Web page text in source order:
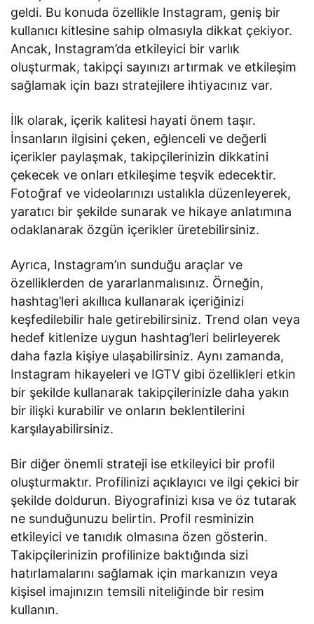
geldi. Bu konuda özellikle Instagram, geniş bir
kullanıcı kitlesine sahip olmasıyla dikkat çekiyor.
Ancak, Instagram’da etkileyici bir varlık
oluşturmak, takipçi sayınızı artırmak ve etkileşim
sağlamak için bazı stratejilere ihtiyacınız var.
İlk olarak, içerik kalitesi hayati önem taşır.
İnsanların ilgisini çeken, eğlenceli ve değerli
içerikler paylaşmak, takipçilerinizin dikkatini
çekecek ve onları etkileşime teşvik edecektir.
Fotoğraf ve videolarınızı ustalıkla düzenleyerek,
yaratıcı bir şekilde sunarak ve hikaye anlatımına
odaklanarak özgün içerikler üretebilirsiniz.
Ayrıca, Instagram’ın sunduğu araçlar ve
özelliklerden de yararlanmalısınız. Örneğin,
hashtag’leri akıllıca kullanarak içeriğinizi
keşfedilebilir hale getirebilirsiniz. Trend olan veya
hedef kitlenize uygun hashtag’leri belirleyerek
daha fazla kişiye ulaşabilirsiniz. Aynı zamanda,
Instagram hikayeleri ve IGTV gibi özellikleri etkin
bir şekilde kullanarak takipçilerinizle daha yakın
bir ilişki kurabilir ve onların beklentilerini
karşılayabilirsiniz.
Bir diğer önemli strateji ise etkileyici bir profil
oluşturmaktır. Profilinizi açıklayıcı ve ilgi çekici bir
şekilde doldurun. Biyografinizi kısa ve öz tutarak
ne sunduğunuzu belirtin. Profil resminizin
etkileyici ve tanıdık olmasına özen gösterin.
Takipçilerinizin profilinize baktığında sizi
hatırlamalarını sağlamak için markanızın veya
kişisel imajınızın temsili niteliğinde bir resim
kullanın.